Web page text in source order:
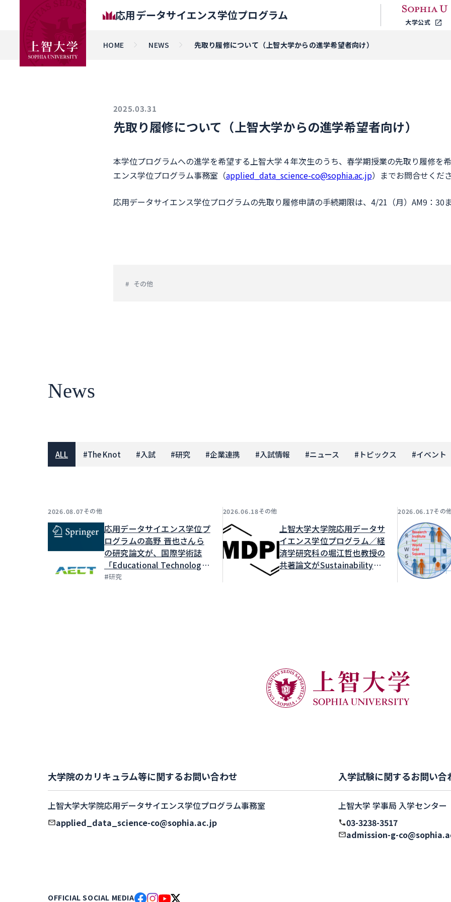
応用データサイエンス学位プログラム 大学公式
HOME NEWS 先取り履修について（上智大学からの進学希望者向け）
2025.03.31
先取り履修について（上智大学からの進学希望者向け）
本学位プログラムへの進学を希望する上智大学４年次生のうち、春学期授業の先取り履修を
エンス学位プログラム事務室（applied_data_science-co@sophia.ac.jp）までお問合せくださ
応用データサイエンス学位プログラムの先取り履修申請の手続期限は、4/21（月）AM9：30ま
その他
News
ALL #The Knot #入試 #研究 #企業連携 #入試情報 #ニュース # トピックス #イベント
2026.08.07その他
応用データサイエンス学位プ
ログラムの高野 晋也さんら
の研究論文が、国際学術誌
「Educational Technology
Research and
#研究
2026.06.18その他
上智大学大学院応用データサ
イエンス学位プログラム／経
済学研究科の堀江哲也教授の
共著論文がSustainabilityに
2026.06.17その
大学院のカリキュラム等に関するお問い合わせ
上智大学大学院応用データサイエンス学位プログラム事務室
applied_data_science-co@sophia.ac.jp
入学試験に関するお問い合
上智大学 学事局 入学センター
03-3238-3517
admission-g-
OFFICIAL SOCIAL MEDIA